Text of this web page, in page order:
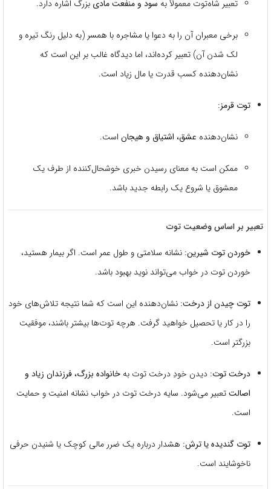
تعبیر شاه‌توت معمولاً به سود و منفعت مادی بزرگ اشاره دارد.
برخی معبران آن را به دعوا یا مشاجره با همسر (به دلیل رنگ تیره و
لک شدن آن) تعبیر کرده‌اند، اما دیدگاه غالب بر این است که
نشان‌دهنده کسب قدرت یا مال زیاد است.
توت قرمز:
نشان‌دهنده عشق، اشتیاق و هیجان است.
ممکن است به معنای رسیدن خبری خوشحال‌کننده از طرف یک
معشوق یا شروع یک رابطه جدید باشد.
تعبیر بر اساس وضعیت توت
خوردن توت شیرین: نشانه سلامتی و طول عمر است. اگر بیمار هستید،
خوردن توت در خواب می‌تواند نوید بهبود باشد.
توت چیدن از درخت: نشان‌دهنده این است که شما نتیجه تلاش‌های خود
را در کار یا تحصیل خواهید گرفت. هرچه توت‌ها بیشتر باشند، موفقیت
بزرگتر است.
درخت توت: دیدن خودِ درخت توت به خانواده بزرگ، فرزندان زیاد و
اصالتتعبیر می‌شود. سایه درخت توت در خواب نشانه امنیت و حمایت
است.
توت گندیده یا ترش: هشدار درباره یک ضرر مالی کوچک یا شنیدن حرفی
ناخوشایند است.